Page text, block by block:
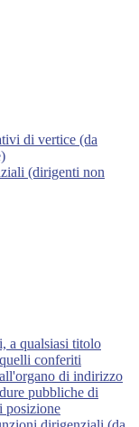
di vertice (da
(dirigenti non
a qualsiasi titolo
conferiti
di indirizzo
pubbliche di
posizione